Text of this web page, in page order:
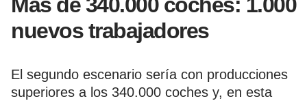
nuevos trabajadores
El segundo escenario sería con producciones
superiores a los 340.000 coches y, en esta